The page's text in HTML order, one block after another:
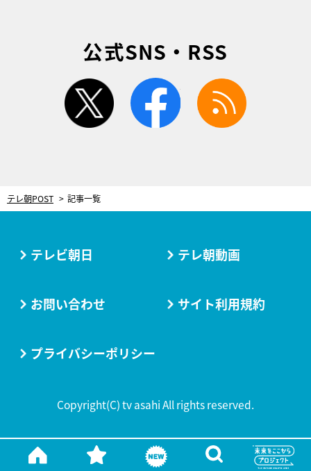
公式SNS・RSS
twitter facebook
テレ朝POST 記事一覧
テレビ朝日 テレ朝動画
お問い合わせ サイト利用規約
プライバシーポリシー
Copyright(C) tv asahi All rights reserved.